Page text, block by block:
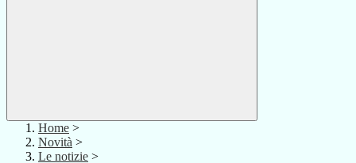
Home >
Novità >
Le notizie >